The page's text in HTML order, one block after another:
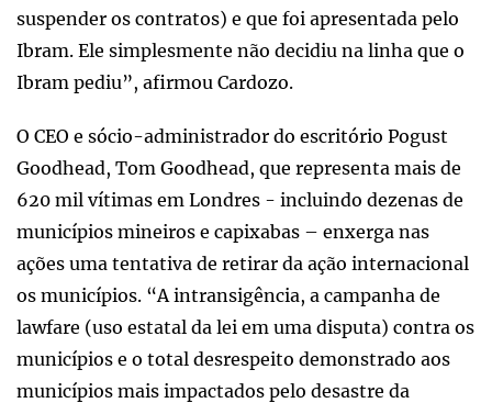
suspender os contratos) e que foi apresentada pelo
Ibram. Ele simplesmente não decidiu na linha que o
Ibram pediu”, afirmou Cardozo.
O CEO e sócio-administrador do escritório Pogust
Goodhead, Tom Goodhead, que representa mais de
620 mil vítimas em Londres - incluindo dezenas de
municípios mineiros e capixabas – enxerga nas
ações uma tentativa de retirar da ação internacional
os municípios. “A intransigência, a campanha de
lawfare (uso estatal da lei em uma disputa) contra os
municípios e o total desrespeito demonstrado aos
municípios mais impactados pelo desastre da